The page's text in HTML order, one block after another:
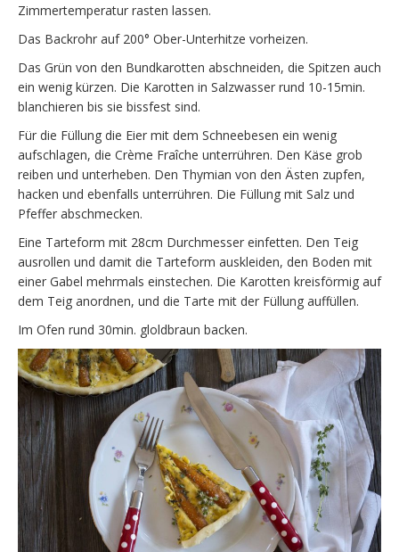
Zimmertemperatur rasten lassen.
Das Backrohr auf 200° Ober-Unterhitze vorheizen.
Das Grün von den Bundkarotten abschneiden, die Spitzen auch
ein wenig kürzen. Die Karotten in Salzwasser rund 10-15min.
blanchieren bis sie bissfest sind.
Für die Füllung die Eier mit dem Schneebesen ein wenig
aufschlagen, die Crème Fraîche unterrühren. Den Käse grob
reiben und unterheben. Den Thymian von den Ästen zupfen,
hacken und ebenfalls unterrühren. Die Füllung mit Salz und
Pfeffer abschmecken.
Eine Tarteform mit 28cm Durchmesser einfetten. Den Teig
ausrollen und damit die Tarteform auskleiden, den Boden mit
einer Gabel mehrmals einstechen. Die Karotten kreisförmig auf
dem Teig anordnen, und die Tarte mit der Füllung auffüllen.
Im Ofen rund 30min. gloldbraun backen.